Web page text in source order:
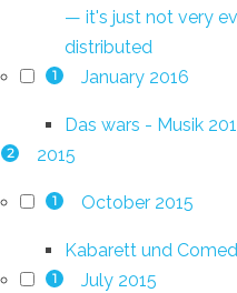
— it's just not very
distributed
1 January 2016
Das wars - Musik
2 2015
1 October 2015
Kabarett und
1 July 2015